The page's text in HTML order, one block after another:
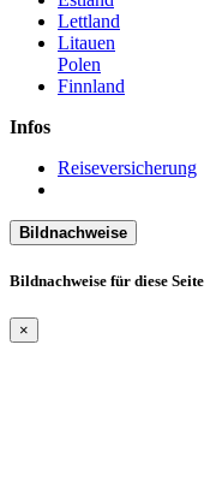
Lettland
Litauen
Polen
Finnland
Infos
Reiseversicherung
Bildnachweise
Bildnachweise für diese Seite
×